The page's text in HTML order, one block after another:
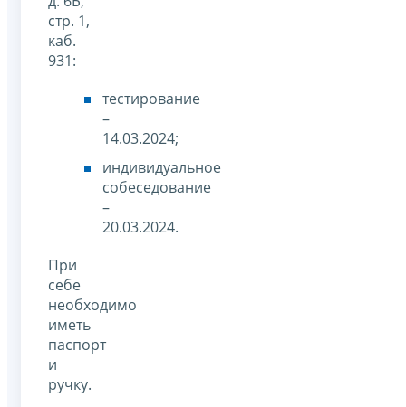
стр. 1,
каб.
931:
тестирование
–
14.03.2024;
индивидуальное
собеседование
–
20.03.2024.
При
себе
необходимо
иметь
паспорт
и
ручку.